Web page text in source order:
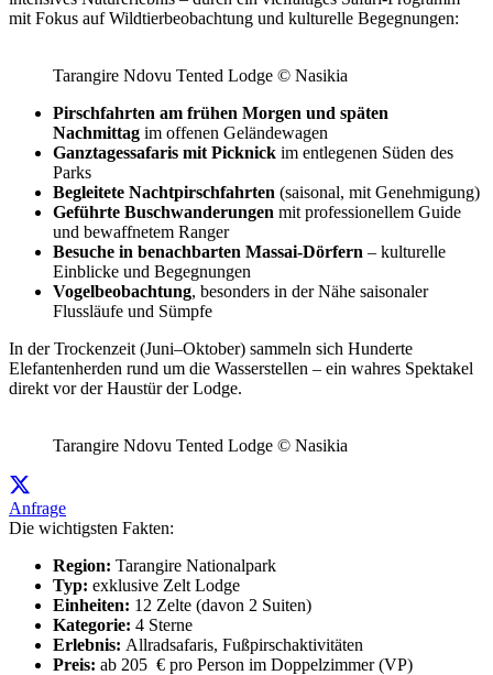
mit Fokus auf Wildtierbeobachtung und kulturelle Begegnungen:
Tarangire Ndovu Tented Lodge © Nasikia
Pirschfahrten am frühen Morgen und späten
Nachmittag im offenen Geländewagen
Ganztagessafaris mit Picknick im entlegenen Süden des
Parks
Begleitete Nachtpirschfahrten (saisonal, mit Genehmigung)
Geführte Buschwanderungen mit professionellem Guide
und bewaffnetem Ranger
Besuche in benachbarten Massai-Dörfern – kulturelle
Einblicke und Begegnungen
Vogelbeobachtung, besonders in der Nähe saisonaler
Flussläufe und Sümpfe
In der Trockenzeit (Juni–Oktober) sammeln sich Hunderte
Elefantenherden rund um die Wasserstellen – ein wahres Spektakel
direkt vor der Haustür der Lodge.
Tarangire Ndovu Tented Lodge © Nasikia
Anfrage
Die wichtigsten Fakten:
Region: Tarangire Nationalpark
Typ: exklusive Zelt Lodge
Einheiten: 12 Zelte (davon 2 Suiten)
Kategorie: 4 Sterne
Erlebnis: Allradsafaris, Fußpirschaktivitäten
Preis: ab 205 € pro Person im Doppelzimmer (VP)